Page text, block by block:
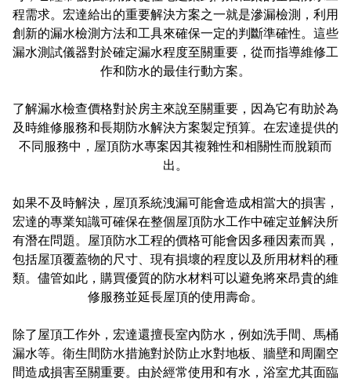
程需求。宏達給出的重要解決方案之一就是滲漏檢測，利用
創新的漏水檢測方法和工具來確保一定的判斷準確性。這些
漏水測試儀器對於確定漏水程度至關重要，從而指導維修工
作和防水的最佳行動方案。
了解漏水檢查價格對於房主來說至關重要，因為它有助於為
及時維修服務和長期防水解決方案製定預算。在宏達提供的
不同服務中，屋頂防水專案因其複雜性和相關性而脫穎而
出。
如果不及時解決，屋頂系統洩漏可能會造成相當大的損害，
宏達的專業知識可確保在整個屋頂防水工作中確定並解決所
有潛在問題。屋頂防水工程的價格可能會因多種因素而異，
包括屋頂覆蓋物的尺寸、現有損壞的程度以及所用材料的種
類。儘管如此，購買優質的防水材料可以避免將來昂貴的維
修服務並延長屋頂的使用壽命。
除了屋頂工作外，宏達還擅長室內防水，例如洗手間、馬桶
漏水等。衛生間防水措施對於防止水對地板、牆壁和周圍空
間造成損害至關重要。由於經常使用和有水，浴室尤其面臨